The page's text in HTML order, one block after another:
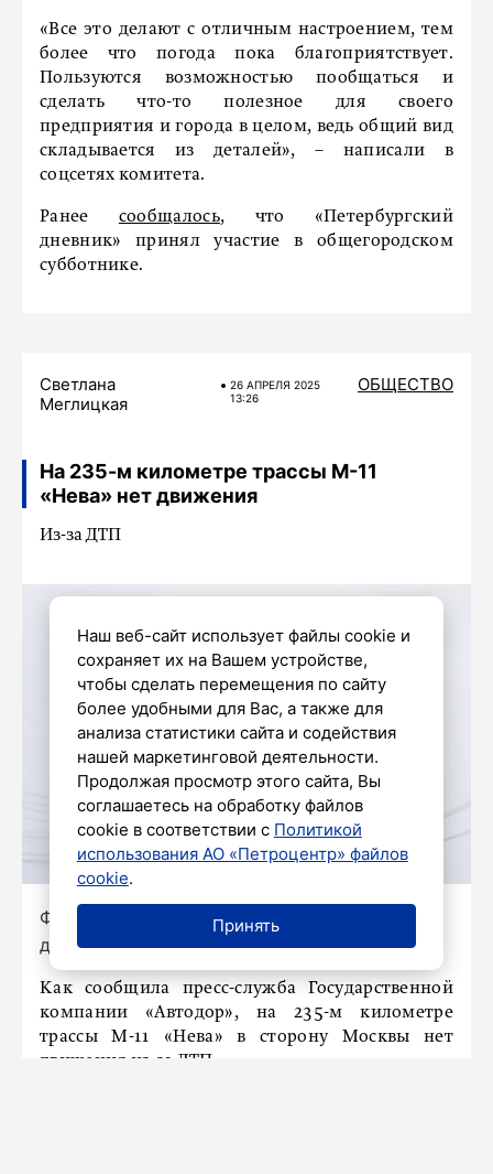
«Все это делают с отличным настроением, тем
более что погода пока благоприятствует.
Пользуются возможностью пообщаться и
сделать что-то полезное для своего
предприятия и города в целом, ведь общий вид
складывается из деталей», – написали в
соцсетях комитета.
Ранее сообщалось, что «Петербургский
дневник» принял участие в общегородском
субботнике.
Светлана
Меглицкая
26 АПРЕЛЯ 2025
13:26
ОБЩЕСТВО
На 235-м километре трассы М-11
«Нева» нет движения
Из-за ДТП
Фото: Александр Глуз/«Петербургский
дневник»
Как сообщила пресс-служба Государственной
компании «Автодор», на 235-м километре
трассы М-11 «Нева» в сторону Москвы нет
движения из-за ДТП.
Наш веб-сайт использует файлы cookie и
сохраняет их на Вашем устройстве,
чтобы сделать перемещения по сайту
более удобными для Вас, а также для
анализа статистики сайта и содействия
нашей маркетинговой деятельности.
Продолжая просмотр этого сайта, Вы
соглашаетесь на обработку файлов
cookie в соответствии с Политикой
использования АО «Петроцентр» файлов
cookie.
Принять